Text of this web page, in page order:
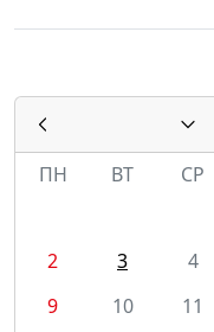
ПН
ВТ СР
2
3 4
9
10 11